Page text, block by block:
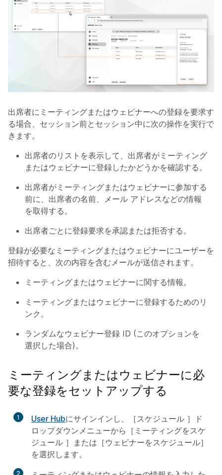
出席者にミーティングまたはウェビナーへの登録を要求す
る場合、セッション前とセッション中に次の操作を実行で
きます。
出席者のリストを表示して、出席者がミーティング
またはウェビナーに登録したかどうかを確認する。
出席者がミーティングまたはウェビナーに参加する
前に、出席者の名前、メール アドレスなどの情報
を取得する。
出席者ごとに登録要求を承認または拒否する。
登録が必要なミーティングまたはウェビナーにユーザーを
招待すると、次の内容を含むメールが送信されます。
ミーティングまたはウェビナーに関する情報。
ミーティングまたはウェビナーに登録するためのリ
ンク。
ランダムなウェビナー登録 ID (このオプションを
選択した場合)。
ミーティングまたはウェビナーに必
要な登録をセットアップする
1 User Hubにサインインし、［ スケジュール ］ド
ロップダウンメニューから［ ミーティングをスケ
ジュール ］または［ ウェビナーをスケジュール］
を選択します。
2